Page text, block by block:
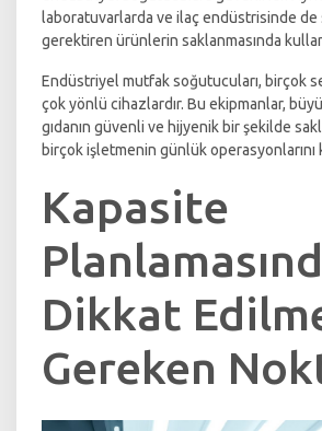
laboratuvarlarda ve ilaç endüstrisinde de
gerektiren ürünlerin saklanmasında
Endüstriyel mutfak soğutucuları, birçok
çok yönlü cihazlardır. Bu ekipmanlar,
gıdanın güvenli ve hijyenik bir şekilde
birçok işletmenin günlük operasyonlarını
Kapasite
Dikkat
Gereken